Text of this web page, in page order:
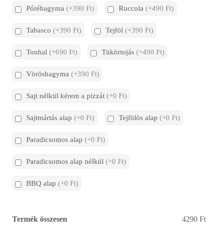
Póréhagyma (+390 Ft) Ruccola (+490 Ft)
Tabasco (+390 Ft) Tejföl (+390 Ft)
Tonhal (+690 Ft) Tükörtojás (+490 Ft)
Vöröshagyma (+390 Ft)
Sajt nélkül kérem a pizzát (+0 Ft)
Sajtmártás alap (+0 Ft) Tejfölös alap (+0 Ft)
Paradicsomos alap (+0 Ft)
Paradicsomos alap nélkül (+0 Ft)
BBQ alap (+0 Ft)
Termék összesen
4290 Ft